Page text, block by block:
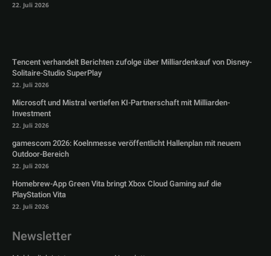
22. Juli 2026
Tencent verhandelt Berichten zufolge über Milliardenkauf von Disney-
Solitaire-Studio SuperPlay
22. Juli 2026
Microsoft und Mistral vertiefen KI-Partnerschaft mit Milliarden-
Investment
22. Juli 2026
gamescom 2026: Koelnmesse veröffentlicht Hallenplan mit neuem
Outdoor-Bereich
22. Juli 2026
Homebrew-App Green Vita bringt Xbox Cloud Gaming auf die
PlayStation Vita
22. Juli 2026
Newsletter